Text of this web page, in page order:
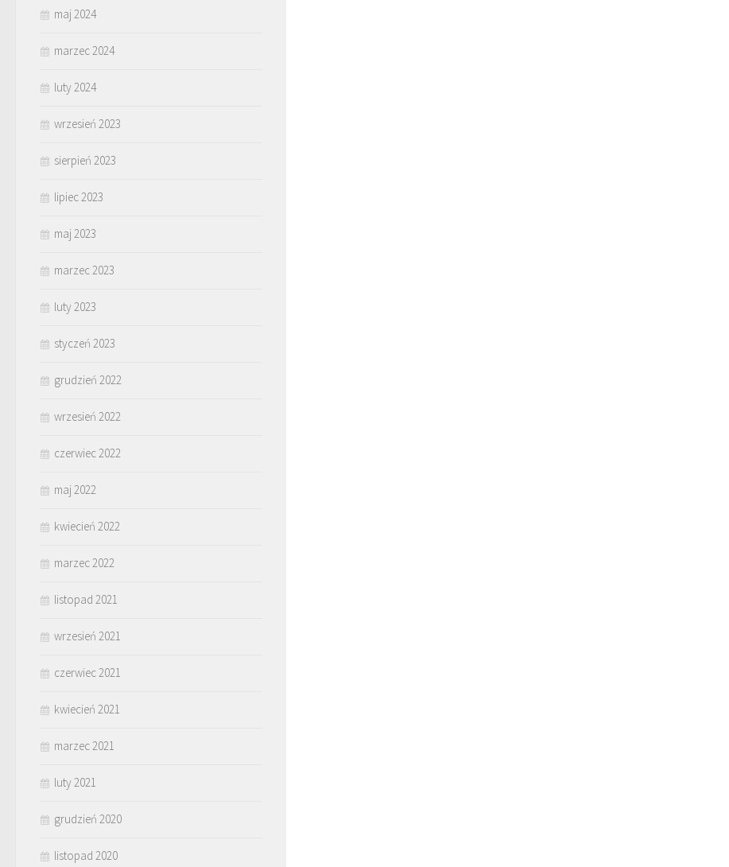
maj 2024
marzec 2024
luty 2024
wrzesień 2023
sierpień 2023
lipiec 2023
maj 2023
marzec 2023
luty 2023
styczeń 2023
grudzień 2022
wrzesień 2022
czerwiec 2022
maj 2022
kwiecień 2022
marzec 2022
listopad 2021
wrzesień 2021
czerwiec 2021
kwiecień 2021
marzec 2021
luty 2021
grudzień 2020
listopad 2020